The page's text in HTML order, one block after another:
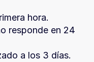
hora.
responde en 24
a los 3 días.